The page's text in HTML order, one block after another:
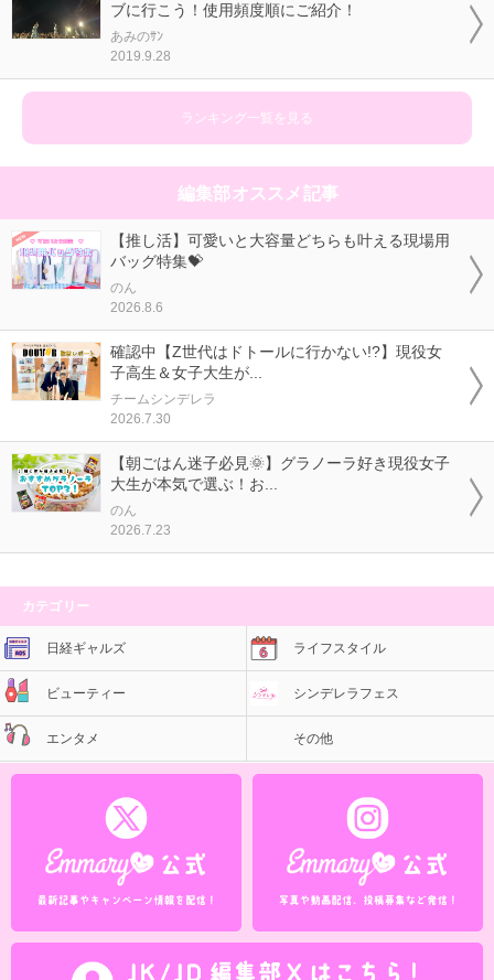
ブに行こう！使用頻度順にご紹介！
あみのｻﾝ
2019.9.28
ランキング一覧を見る
編集部オススメ記事
【推し活】可愛いと大容量どちらも叶える現場用
バッグ特集💝
のん
2026.8.6
確認中【Z世代はドトールに行かない!?】現役女
子高生＆女子大生が...
チームシンデレラ
2026.7.30
【朝ごはん迷子必見🌞】グラノーラ好き現役女子
大生が本気で選ぶ！お...
のん
2026.7.23
カテゴリー
日経ギャルズ ライフスタイル
ビューティー シンデレラフェス
エンタメ その他